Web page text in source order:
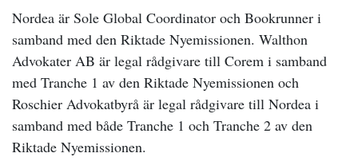
Nordea är Sole Global Coordinator och Bookrunner i
samband med den Riktade Nyemissionen. Walthon
Advokater AB är legal rådgivare till Corem i samband
med Tranche 1 av den Riktade Nyemissionen och
Roschier Advokatbyrå är legal rådgivare till Nordea i
samband med både Tranche 1 och Tranche 2 av den
Riktade Nyemissionen.